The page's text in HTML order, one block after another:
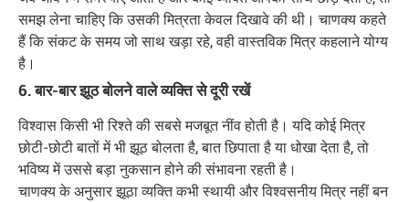
समझ लेना चाहिए कि उसकी मित्रता केवल दिखावे की थी। चाणक्य कहते
हैं कि संकट के समय जो साथ खड़ा रहे, वही वास्तविक मित्र कहलाने योग्य
है।
6. बार-बार झूठ बोलने वाले व्यक्ति से दूरी रखें
विश्वास किसी भी रिश्ते की सबसे मजबूत नींव होती है। यदि कोई मित्र
छोटी-छोटी बातों में भी झूठ बोलता है, बात छिपाता है या धोखा देता है, तो
भविष्य में उससे बड़ा नुकसान होने की संभावना रहती है।
चाणक्य के अनुसार झूठा व्यक्ति कभी स्थायी और विश्वसनीय मित्र नहीं बन